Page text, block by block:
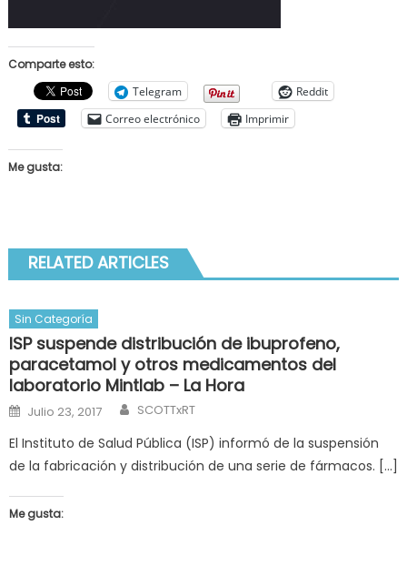
Comparte esto:
Telegram
Reddit
Correo electrónico
Imprimir
Me gusta:
RELATED ARTICLES
Sin Categoría
ISP suspende distribución de ibuprofeno,
paracetamol y otros medicamentos del
laboratorio Mintlab – La Hora
Posted
on
Julio 23, 2017 Author
SCOTTxRT
El Instituto de Salud Pública (ISP) informó de la suspensión
de la fabricación y distribución de una serie de fármacos. […]
Me gusta: